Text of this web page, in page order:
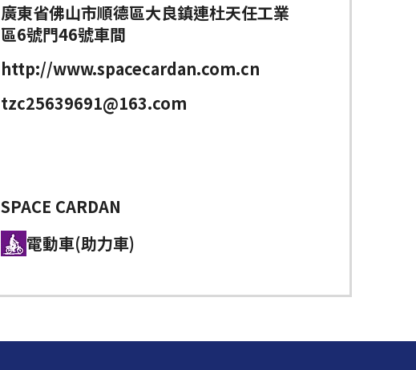
廣東省佛山市順德區大良鎮連杜天任工業
區6號門46號車間
http://www.spacecardan.com.cn
tzc25639691@163.com
SPACE CARDAN
電動車(助力車)